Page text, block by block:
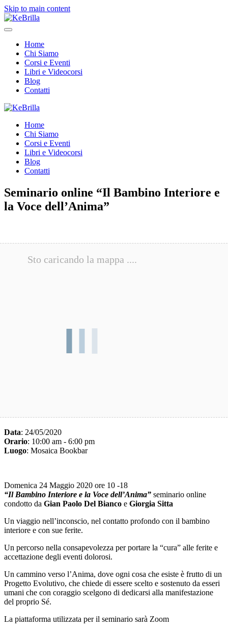
Skip to main content
Home
Chi Siamo
Corsi e Eventi
Libri e Videocorsi
Blog
Contatti
Home
Chi Siamo
Corsi e Eventi
Libri e Videocorsi
Blog
Contatti
Seminario online “Il Bambino Interiore e
la Voce dell’Anima”
Sto caricando la mappa ....
Data: 24/05/2020
Orario: 10:00 am - 6:00 pm
Luogo: Mosaica Bookbar
Domenica 24 Maggio 2020 ore 10 -18
“Il Bambino Interiore e la Voce dell’Anima” seminario online
condotto da Gian Paolo Del Bianco e Giorgia Sitta
Un viaggio nell’inconscio, nel contatto profondo con il bambino
interiore e con sue ferite.
Un percorso nella consapevolezza per portare la “cura” alle ferite e
accettazione degli eventi dolorosi.
Un cammino verso l’Anima, dove ogni cosa che esiste è frutto di un
Progetto Evolutivo, che chiede di essere scelto e sostenuto da esseri
umani che con coraggio scelgono di dedicarsi alla manifestazione
del proprio Sé.
La piattaforma utilizzata per il seminario sarà Zoom